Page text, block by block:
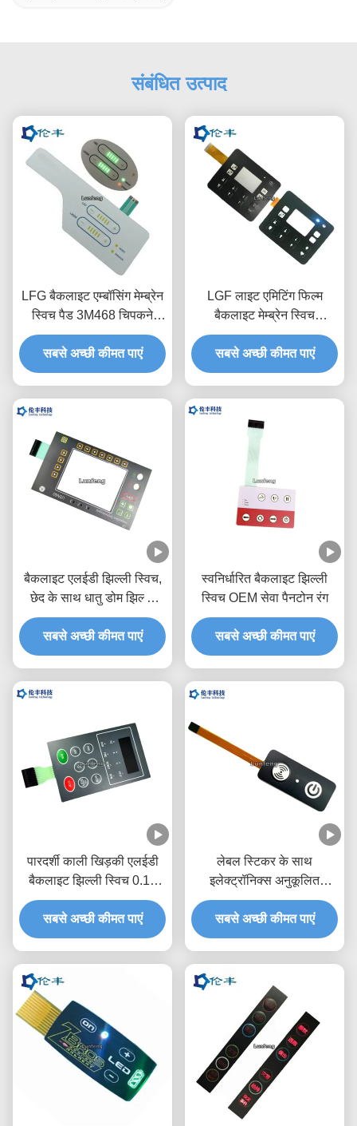
संबंधित उत्पाद
LFG बैकलाइट एम्बॉसिंग मेम्ब्रेन
स्विच पैड 3M468 चिपकने
वाला;
सबसे अच्छी कीमत पाएं
LGF लाइट एमिटिंग फिल्म
बैकलाइट मेम्ब्रेन स्विच
वाटरप्रूफ पीईटी 0.188
सबसे अच्छी कीमत पाएं
बैकलाइट एलईडी झिल्ली स्विच,
छेद के साथ धातु डोम झिल्ली
स्विच
सबसे अच्छी कीमत पाएं
स्वनिर्धारित बैकलाइट झिल्ली
स्विच OEM सेवा पैनटोन रंग
सबसे अच्छी कीमत पाएं
पारदर्शी काली खिड़की एलईडी
बैकलाइट झिल्ली स्विच 0.18
मिमी पीईटी
सबसे अच्छी कीमत पाएं
लेबल स्टिकर के साथ
इलेक्ट्रॉनिक्स अनुकूलित
बैकलाइट झिल्ली स्विच
सबसे अच्छी कीमत पाएं